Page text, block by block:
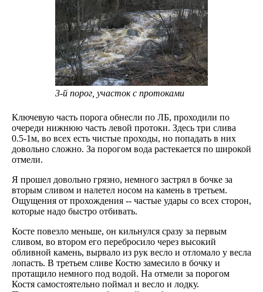
3-й порог, участок с протоками
Ключевую часть порога обнесли по ЛБ, проходили по
очереди нижнюю часть левой протоки. Здесь три слива
0.5-1м, во всех есть чистые проходы, но попадать в них
довольно сложно. За порогом вода растекается по широкой
отмели.
Я прошел довольно грязно, немного застрял в бочке за
вторым сливом и налетел носом на камень в третьем.
Ощущения от прохождения -- частые удары со всех сторон,
которые надо быстро отбивать.
Косте повезло меньше, он кильнулся сразу за первым
сливом, во втором его перебросило через высокий
обливной камень, вырвало из рук весло и отломало у весла
лопасть. В третьем сливе Костю замесило в бочку и
протащило немного под водой. На отмели за порогом
Костя самостоятельно поймал и весло и лодку.